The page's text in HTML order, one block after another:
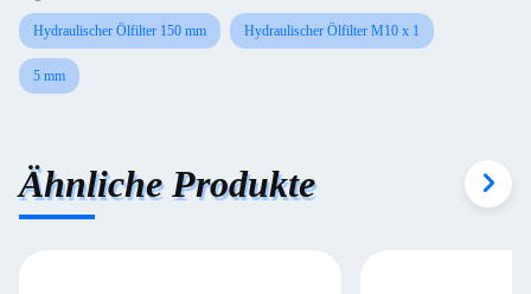
Hydraulischer Ölfilter 150 mm Hydraulischer Ölfilter M10 x 1
5 mm
Ähnliche Produkte